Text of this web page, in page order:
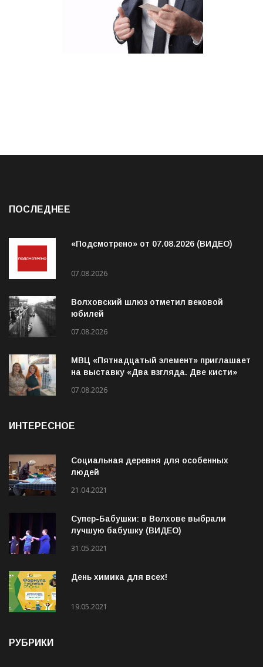
ПОСЛЕДНЕЕ
«Подсмотрено» от 07.08.2026 (ВИДЕО)
07.08.2026
Волховский шлюз отметил вековой
юбилей
07.08.2026
МВЦ «Пятнадцатый элемент» приглашает
на выставку «Два взгляда. Две кисти»
07.08.2026
ИНТЕРЕСНОЕ
Социальная деревня для особенных
людей
21.04.2021
Супер-Бабушки: в Волхове выбрали
лучшую бабушку (ВИДЕО)
31.05.2021
День химика для всех!
19.05.2021
РУБРИКИ